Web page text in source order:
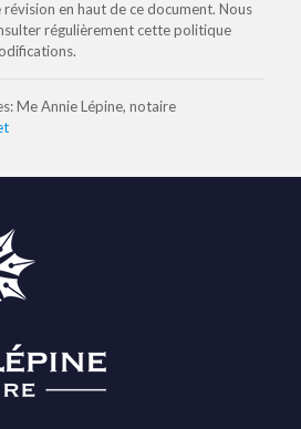
en haut de ce document. Nous
régulièrement cette politique
Me Annie Lépine, notaire